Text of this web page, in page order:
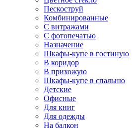
Пескоструй
Комбинированные
С витражами
С фотопечатью
Назначение
Шкафы-купе в гостиную
В коридор
В прихожую
Шкафы-купе в спальню
Детские
Офисные
Для книг
Для одежды
На балкон